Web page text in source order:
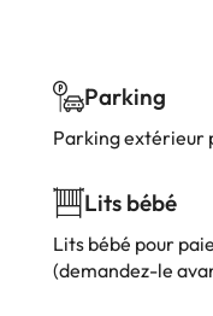
Parking
Parking extérieur
Lits bébé
Lits bébé pour
(demandez-le